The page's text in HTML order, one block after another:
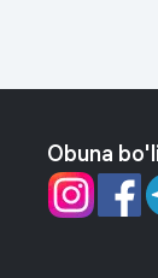
Obuna